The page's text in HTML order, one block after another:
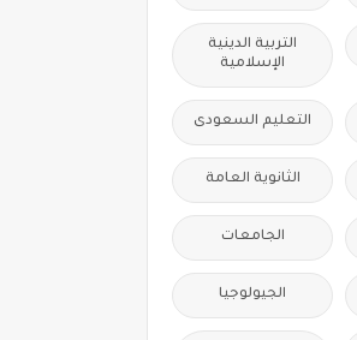
التربية الدينية
الإسلامية
التعليم السعودى
الثانوية العامة
الجامعات
الجيولوجيا